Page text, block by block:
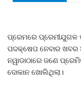
ପ୍ରେମରେ ପ୍ରେମୀଯୁଗଳ
ପଦକ୍ଷେପ ନେବାର
ନୱାଡାଠାରେ ଜଣେ
ଦୋକାନ ଖୋଲିଥିଲା।